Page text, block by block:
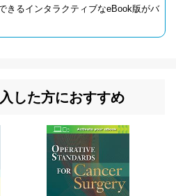
きるインタラクティブなeBook版がバ
した方におすすめ